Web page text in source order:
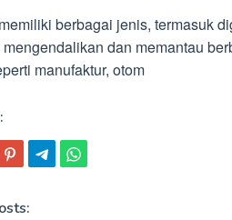
berbagai jenis, termasuk
mengendalikan dan memantau
manufaktur, otom